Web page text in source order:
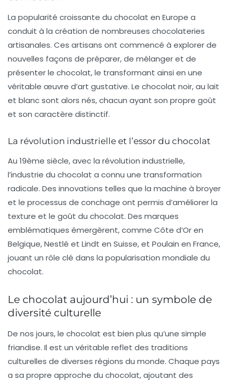
La popularité croissante du chocolat en Europe a
conduit à la création de nombreuses chocolateries
artisanales. Ces artisans ont commencé à explorer de
nouvelles façons de préparer, de mélanger et de
présenter le chocolat, le transformant ainsi en une
véritable œuvre d’art gustative. Le chocolat noir, au lait
et blanc sont alors nés, chacun ayant son propre goût
et son caractère distinctif.
La révolution industrielle et l’essor du chocolat
Au 19ème siècle, avec la révolution industrielle,
l’industrie du chocolat a connu une transformation
radicale. Des innovations telles que la machine à broyer
et le processus de conchage ont permis d’améliorer la
texture et le goût du chocolat. Des marques
emblématiques émergèrent, comme Côte d’Oren
Belgique,Nestlé et Lindt en Suisse, et Poulain en France,
jouant un rôle clé dans la popularisation mondiale du
chocolat.
Le chocolat aujourd’hui : un symbole de
diversité culturelle
De nos jours, le chocolat est bien plus qu’une simple
friandise. Il est un véritable reflet des traditions
culturelles de diverses régions du monde. Chaque pays
a sa propre approche du chocolat, ajoutant des